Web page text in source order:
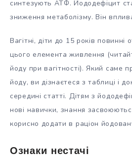
синтезують АТФ. Йододефіцит
зниження метаболізму. Він
Вагітні, діти до 15 років
цього елемента живлення
йоду при вагітності). Який саме
йоду, ви дізнаєтеся з таблиці і
середині статті. Дітям з
нові навички, знання
корисно додати в раціон
Ознаки нестачі